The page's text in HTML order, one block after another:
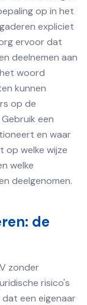
op in het
expliciet
ervoor dat
deelnemen aan
woord
kunnen
op de
een
en waar
op welke wijze
welke
deelgenomen.
de
zonder
risico's
een eigenaar